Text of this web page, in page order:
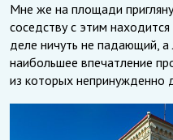
Мне же на площади
соседству с этим
деле ничуть не падающий, а
наибольшее впечатление
из которых непринужденно